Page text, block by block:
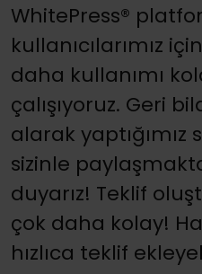
WhitePress®
kullanıcılarımız
daha kullanımı
çalışıyoruz. Geri
alarak
sizinle
duyarız! Teklif
çok daha kolay!
hızlıca teklif